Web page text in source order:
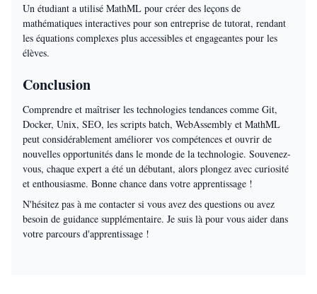
Un étudiant a utilisé MathML pour créer des leçons de
mathématiques interactives pour son entreprise de tutorat, rendant
les équations complexes plus accessibles et engageantes pour les
élèves.
Conclusion
Comprendre et maîtriser les technologies tendances comme Git,
Docker, Unix, SEO, les scripts batch, WebAssembly et MathML
peut considérablement améliorer vos compétences et ouvrir de
nouvelles opportunités dans le monde de la technologie. Souvenez-
vous, chaque expert a été un débutant, alors plongez avec curiosité
et enthousiasme. Bonne chance dans votre apprentissage !
N'hésitez pas à me contacter si vous avez des questions ou avez
besoin de guidance supplémentaire. Je suis là pour vous aider dans
votre parcours d'apprentissage !